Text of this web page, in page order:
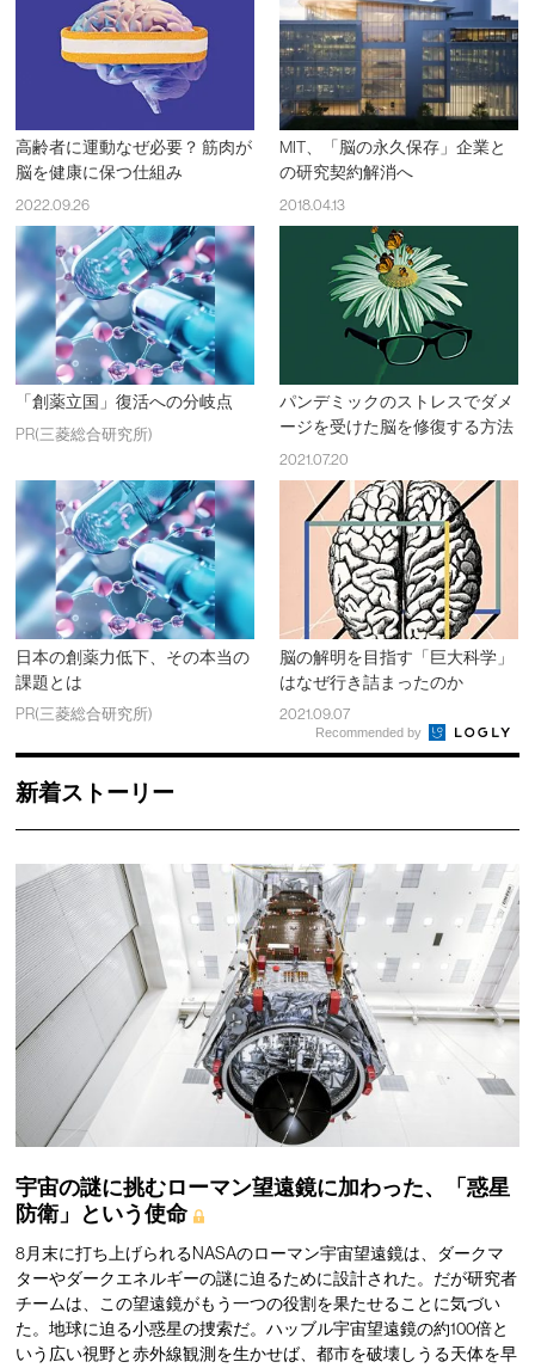
高齢者に運動なぜ必要？ 筋肉が
脳を健康に保つ仕組み
2022.09.26
MIT、「脳の永久保存」企業と
の研究契約解消へ
2018.04.13
「創薬立国」復活への分岐点
PR(三菱総合研究所)
パンデミックのストレスでダメ
ージを受けた脳を修復する方法
2021.07.20
日本の創薬力低下、その本当の
課題とは
PR(三菱総合研究所)
脳の解明を目指す「巨大科学」
はなぜ行き詰まったのか
2021.09.07
Recommended by
新着ストーリー
宇宙の謎に挑むローマン望遠鏡に加わった、「惑星
防衛」という使命
8月末に打ち上げられるNASAのローマン宇宙望遠鏡は、ダークマ
ターやダークエネルギーの謎に迫るために設計された。だが研究者
チームは、この望遠鏡がもう一つの役割を果たせることに気づい
た。地球に迫る小惑星の捜索だ。ハッブル宇宙望遠鏡の約100倍と
いう広い視野と赤外線観測を生かせば、都市を破壊しうる天体を早